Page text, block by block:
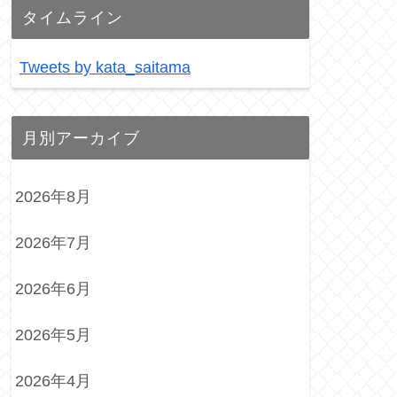
タイムライン
Tweets by kata_saitama
月別アーカイブ
2026年8月
2026年7月
2026年6月
2026年5月
2026年4月